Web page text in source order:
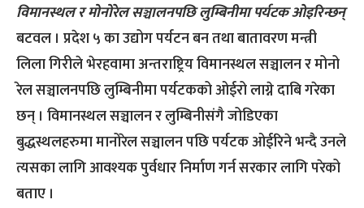
विमानस्थल र मोनोरेल सञ्चालनपछि लुम्बिनीमा पर्यटक ओइरिन्छन्
बटवल । प्रदेश ५ का उद्योग पर्यटन बन तथा बातावरण मन्त्री
लिला गिरीले भेरहवामा अन्तराष्ट्रिय विमानस्थल सञ्चालन र मोनो
रेल सञ्चालनपछि लुम्बिनीमा पर्यटकको ओईरो लाग्ने दाबि गरेका
छन् । विमानस्थल सञ्चालन र लुम्बिनीसंगै जोडिएका
बुद्धस्थलहरुमा मानोरेल सञ्चालन पछि पर्यटक ओईरिने भन्दै उनले
त्यसका लागि आवश्यक पुर्वधार निर्माण गर्न सरकार लागि परेको
बताए ।